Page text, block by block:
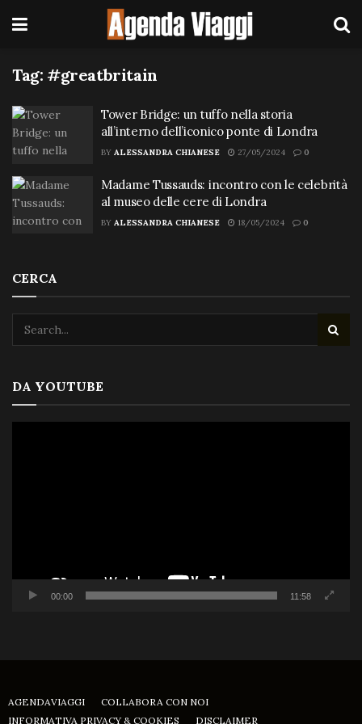
Tag: #greatbritain
Tower Bridge: un tuffo nella storia
all’interno dell’iconico ponte di Londra
BY ALESSANDRA CHIANESE 27/05/2024 0
Madame Tussauds: incontro con le celebrità
al museo delle cere di Londra
BY ALESSANDRA CHIANESE 18/05/2024 0
CERCA
DA YOUTUBE
00:00 11:58
AGENDAVIAGGI
COLLABORA CON NOI
INFORMATIVA PRIVACY & COOKIES
DISCLAIMER